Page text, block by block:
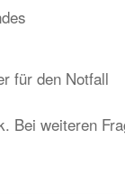
für den Notfall
Bei weiteren